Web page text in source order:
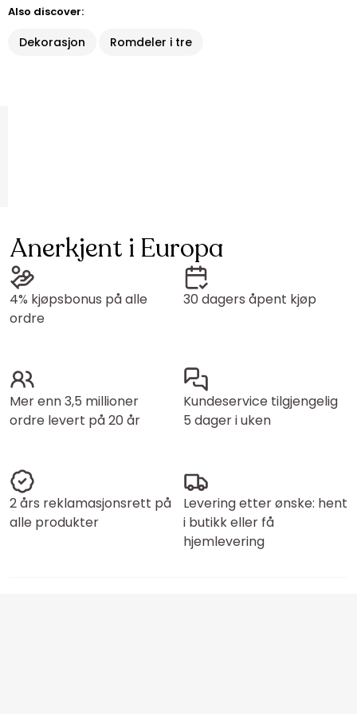
Also discover:
Dekorasjon Romdeler i tre
Anerkjent i Europa
4% kjøpsbonus på alle
ordre
30 dagers åpent kjøp
Mer enn 3,5 millioner
ordre levert på 20 år
Kundeservice tilgjengelig
5 dager i uken
2 års reklamasjonsrett på
alle produkter
Levering etter ønske: hent
i butikk eller få
hjemlevering